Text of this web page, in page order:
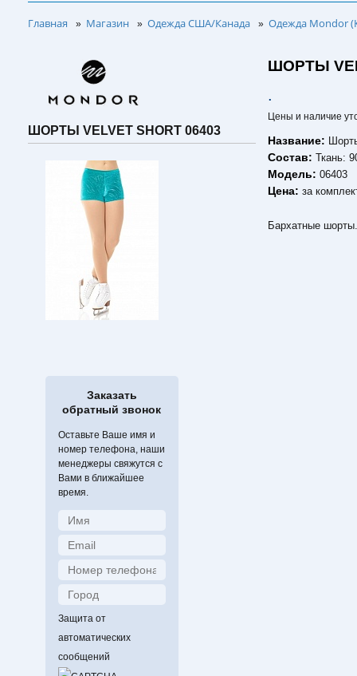
Главная » Магазин » Одежда США/Канада » Одежда Mondor
ШОРТЫ VELVET SHORT 06403
Заказать
обратный звонок
Оставьте Ваше имя и
номер телефона, наши
менеджеры свяжутся с
Вами в ближайшее
время.
Защита от
автоматических
сообщений
ШОРТЫ
.
Цены и наличие
Название:
Состав:Ткань:
Модель:06403
Цена:за
Бархатные